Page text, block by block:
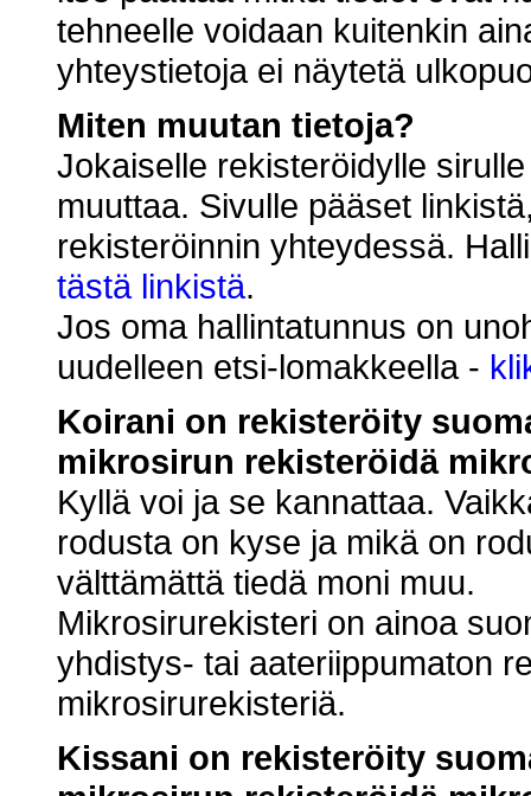
tehneelle voidaan kuitenkin
yhteystietoja ei näytetä
Miten muutan tietoja?
Jokaiselle rekisteröidylle
muuttaa. Sivulle pääset
rekisteröinnin yhteydessä.
tästä linkistä.
Jos oma hallintatunnus on
uudelleen etsi-lomakkeella -
Koirani on rekisteröity
mikrosirun rekisteröidä
Kyllä voi ja se kannattaa.
rodusta on kyse ja mikä on
välttämättä tiedä moni muu.
Mikrosirurekisteri on ainoa
yhdistys- tai aateriippumaton
mikrosirurekisteriä.
Kissani on rekisteröity